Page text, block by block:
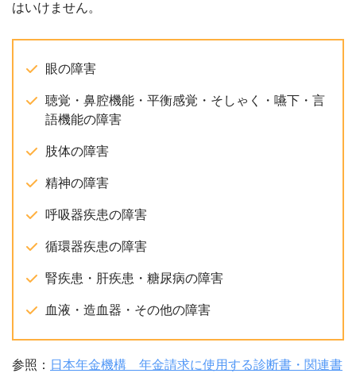
はいけません。
眼の障害
聴覚・鼻腔機能・平衡感覚・そしゃく・嚥下・言
語機能の障害
肢体の障害
精神の障害
呼吸器疾患の障害
循環器疾患の障害
腎疾患・肝疾患・糖尿病の障害
血液・造血器・その他の障害
参照： 日本年金機構 年金請求に使用する診断書・関連書